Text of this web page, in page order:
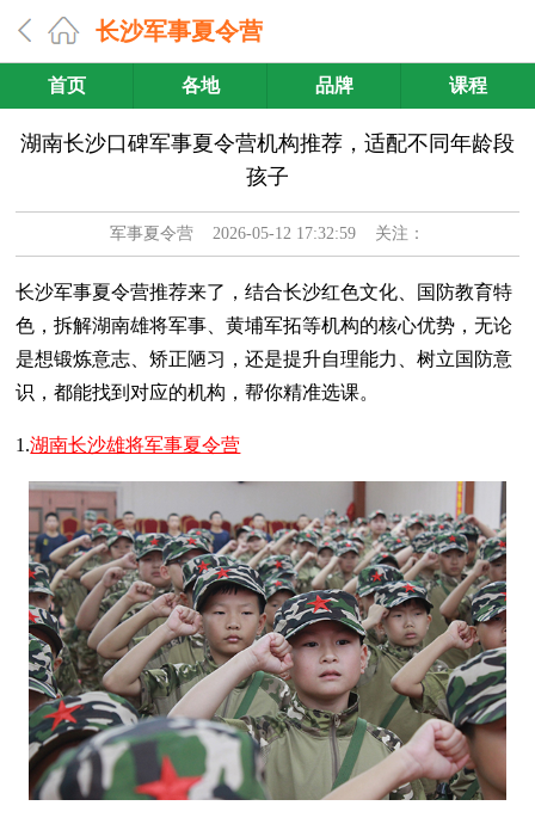
长沙军事夏令营
首页 各地 品牌 课程
湖南长沙口碑军事夏令营机构推荐，适配不同年龄段
孩子
军事夏令营2026-05-12 17:32:59 关注：
长沙军事夏令营推荐来了，结合长沙红色文化、国防教育特
色，拆解湖南雄将军事、黄埔军拓等机构的核心优势，无论
是想锻炼意志、矫正陋习，还是提升自理能力、树立国防意
识，都能找到对应的机构，帮你精准选课。
1.湖南长沙雄将军事夏令营